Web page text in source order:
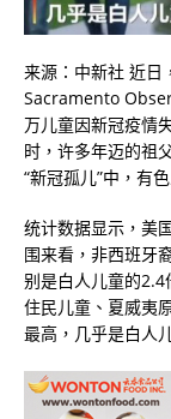
来源：中新社 近日
Sacramento
万儿童因新冠疫情
时，许多年迈的祖
“新冠孤儿”中，有
统计数据显示，美
围来看，非西班牙
别是白人儿童的
住民儿童、夏威夷
最高，几乎是白人